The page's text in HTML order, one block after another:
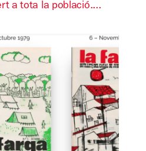
a tota la població....